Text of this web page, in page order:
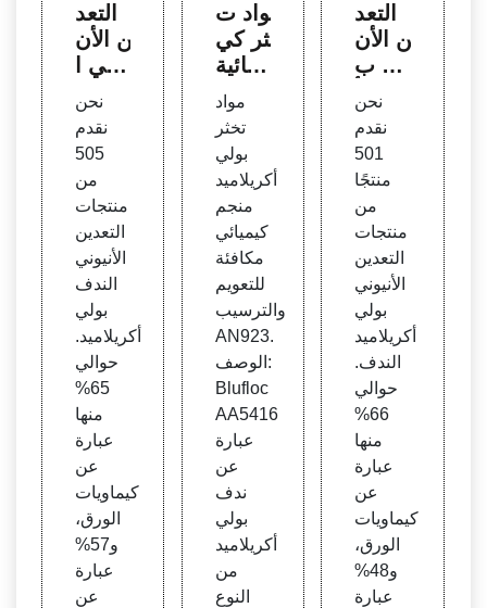
التعد
ين الأن
يوني ا
بولي أ
كريلام
عدين
الأنيو
ني
نحن
نقدم
505
من
منتجات
التعدين
الأنيوني
الندف
بولي
أكريلاميد.
حوالي
65%
منها
عبارة
عن
كيماويات
الورق،
و57%
عبارة
عن
مواد ت
خثر كي
ميائية
وبولي
أكريلا
ميد من
دف
مواد
تخثر
بولي
أكريلاميد
منجم
كيميائي
مكافئة
للتعويم
والترسيب
AN923.
الوصف:
Blufloc
AA5416
عبارة
عن
ندف
بولي
أكريلاميد
من
النوع
التعد
ين الأن
يوني ب
كريلام
يد الن
دف، ا
لتعدي
ن الأني
وني
نحن
نقدم
501
منتجًا
من
منتجات
التعدين
الأنيوني
بولي
أكريلاميد
الندف.
حوالي
66%
منها
عبارة
عن
كيماويات
الورق،
و48%
عبارة